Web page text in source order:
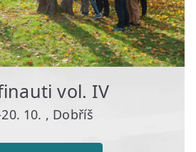
vol. IV
20. 10. , Dobříš